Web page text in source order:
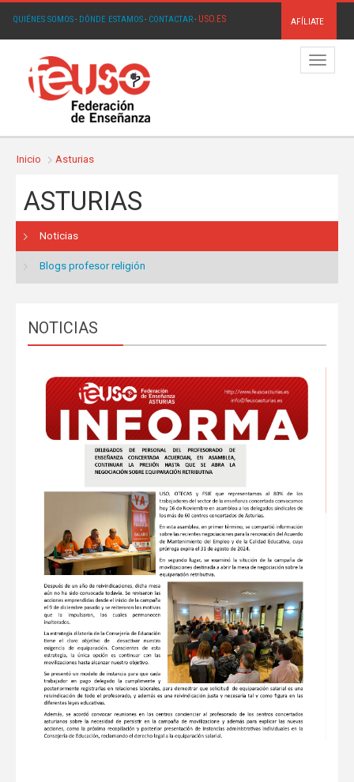
QUIÉNES SOMOS· DÓNDE ESTAMOS· CONTACTAR· USO.ES AFÍLIATE
Menú
Inicio Asturias
ASTURIAS
Noticias
Blogs profesor religión
NOTICIAS